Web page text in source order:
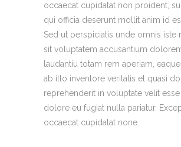
occaecat cupidatat non proident,
qui officia deserunt mollit anim id
Sed ut perspiciatis unde omnis iste
sit voluptatem accusantium
laudantiu totam rem aperiam,
ab illo inventore veritatis et quasi
reprehenderit in voluptate velit
dolore eu fugiat nulla pariatur.
occaecat cupidatat none.